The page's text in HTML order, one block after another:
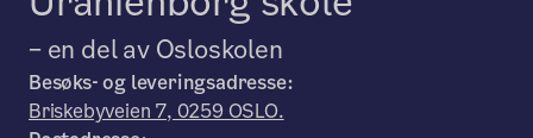
– en del av Osloskolen
Besøks- og leveringsadresse:
Briskebyveien 7, 0259 OSLO.